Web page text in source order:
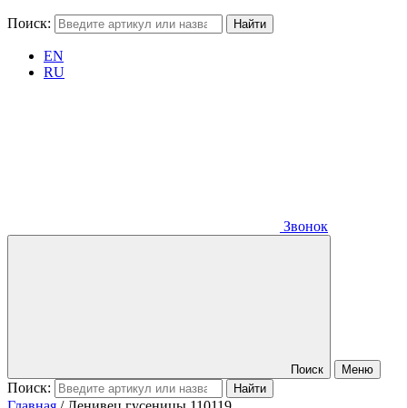
Поиск:
EN
RU
Звонок
Поиск Меню
Поиск: